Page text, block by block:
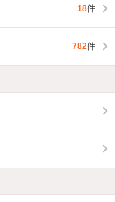
18件
782件